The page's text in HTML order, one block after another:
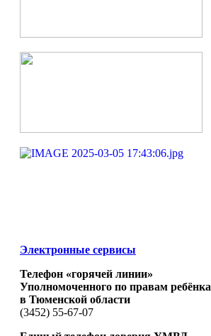
Электронные сервисы
Телефон «горячей линии»
Уполномоченного по правам ребёнка
в Тюменской области
(3452) 55-67-07